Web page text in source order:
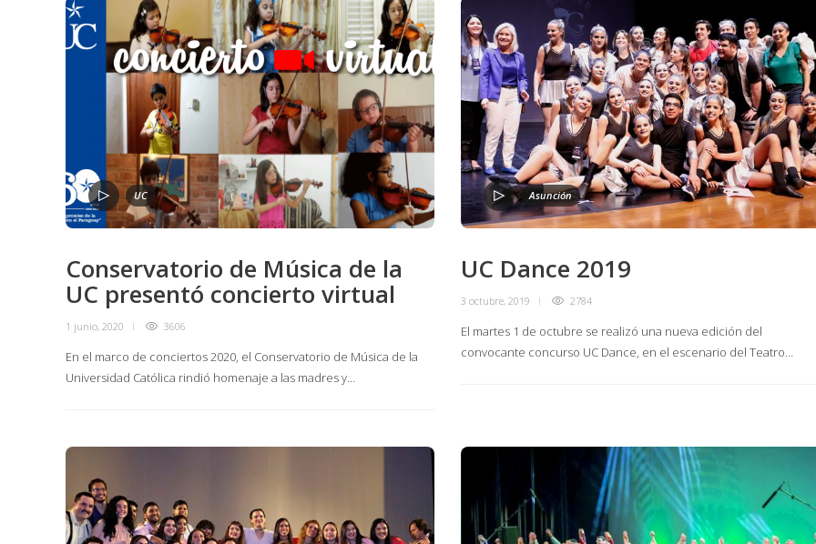
UC
Conservatorio de Música de la
UC presentó concierto virtual
1 junio, 2020 3606
En el marco de conciertos 2020, el Conservatorio de Música de la
Universidad Católica rindió homenaje a las madres y…
Asunción
UC Dance 2019
3 octubre, 2019 2784
El martes 1 de octubre se realizó una nueva edición del
convocante concurso UC Dance, en el escenario del Teatro…